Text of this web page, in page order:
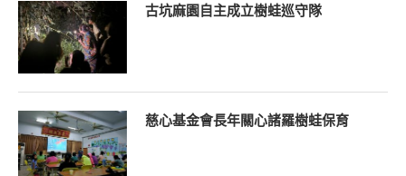
古坑麻園自主成立樹蛙巡守隊
慈心基金會長年關心諸羅樹蛙保育